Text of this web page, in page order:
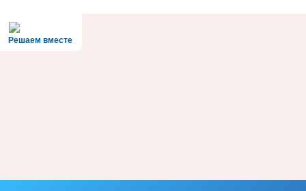
Решаем вместе